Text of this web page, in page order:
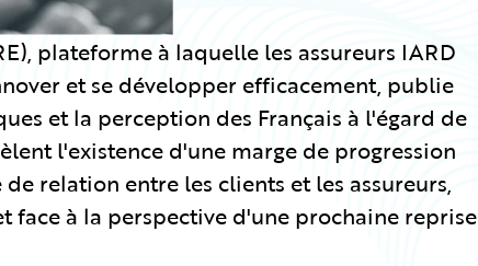
plateforme à laquelle les assureurs IARD
et se développer efficacement, publie
et la perception des Français à l'égard de
l'existence d'une marge de progression
relation entre les clients et les assureurs,
face à la perspective d'une prochaine reprise